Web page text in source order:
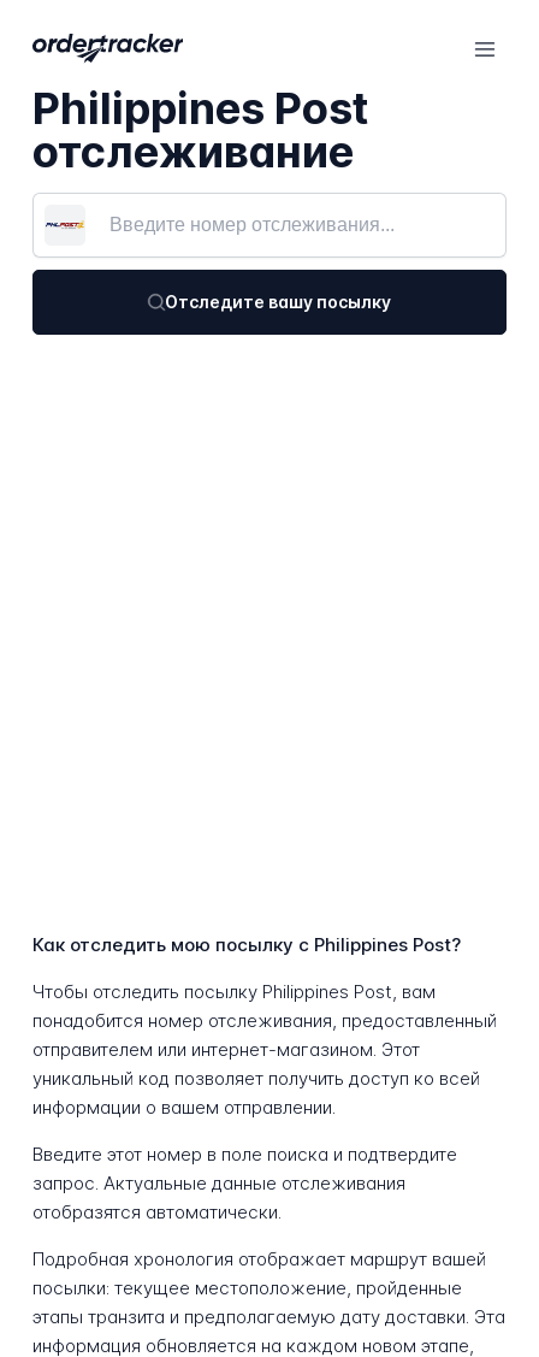
Philippines Post
отслеживание
Отследите вашу посылку
Как отследить мою посылку с Philippines Post?
Чтобы отследить посылку Philippines Post, вам
понадобится номер отслеживания, предоставленный
отправителем или интернет-магазином. Этот
уникальный код позволяет получить доступ ко всей
информации о вашем отправлении.
Введите этот номер в поле поиска и подтвердите
запрос. Актуальные данные отслеживания
отобразятся автоматически.
Подробная хронология отображает маршрут вашей
посылки: текущее местоположение, пройденные
этапы транзита и предполагаемую дату доставки. Эта
информация обновляется на каждом новом этапе,